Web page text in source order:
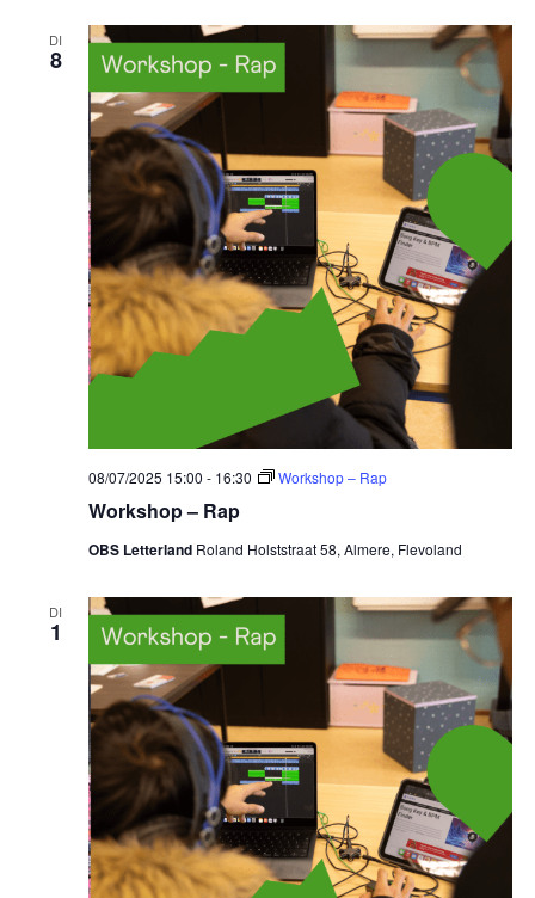
DI
8
Workshop – Rap
08/07/2025 15:00 - 16:30 Workshop – Rap
OBS Letterland Roland Holststraat 58, Almere, Flevoland
DI
1